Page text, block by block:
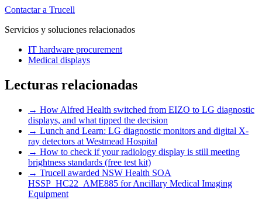
Contactar a Trucell
Servicios y soluciones relacionados
IT hardware procurement
Medical displays
Lecturas relacionadas
→ How Alfred Health switched from EIZO to LG diagnostic
displays, and what tipped the decision
→ Lunch and Learn: LG diagnostic monitors and digital X-
ray detectors at Westmead Hospital
→ How to check if your radiology display is still meeting
brightness standards (free test kit)
→ Trucell awarded NSW Health SOA
HSSP_HC22_AME885 for Ancillary Medical Imaging
Equipment